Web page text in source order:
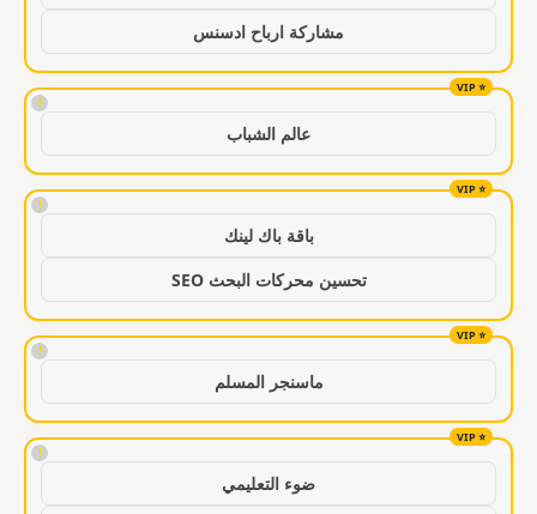
مشاركة ارباح ادسنس
!
عالم الشباب
!
باقة باك لينك
تحسين محركات البحث SEO
!
ماسنجر المسلم
!
ضوء التعليمي